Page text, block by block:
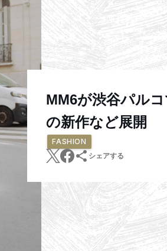
MM6が渋谷パル
の新作など展開
FASHION
シェアする